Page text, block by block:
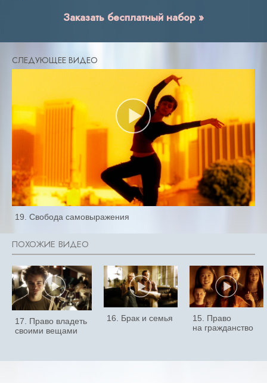
Заказать бесплатный набор »
19. Свобода самовыражения
17. Право владеть
своими вещами
16. Брак и семья
15. Право
на гражданство